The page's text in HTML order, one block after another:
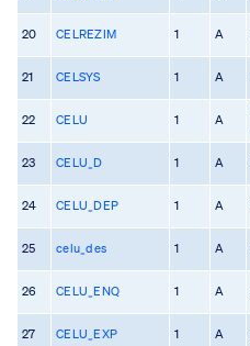
20 CELREZIM 1 A
21 CELSYS 1 A
22 CELU 1 A
23 CELU_D 1 A
24 CELU_DEP 1 A
25 celu_des 1 A
26 CELU_ENQ 1 A
27 CELU_EXP 1 A